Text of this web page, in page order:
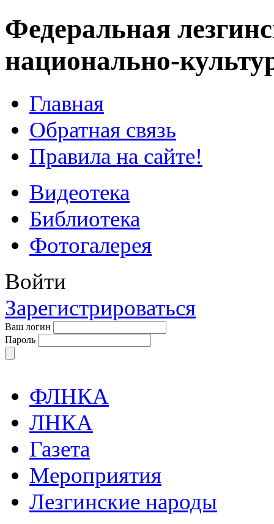
Федеральная
национально-
Главная
Обратная связь
Правила на сайте!
Видеотека
Библиотека
Фотогалерея
Войти
Зарегистрироваться
Ваш логин
Пароль
ФЛНКА
ЛНКА
Газета
Мероприятия
Лезгинские народы